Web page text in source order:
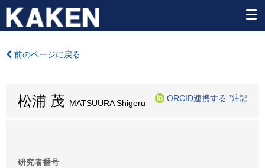
前のページに戻る
松浦 茂 MATSUURA Shigeru
ORCID連携する *注記
研究者番号